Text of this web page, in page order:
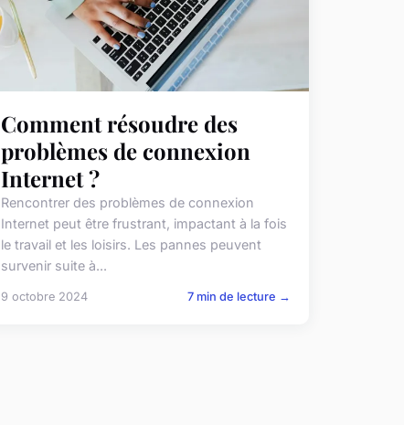
Comment résoudre des
problèmes de connexion
Internet ?
Rencontrer des problèmes de connexion
Internet peut être frustrant, impactant à la fois
le travail et les loisirs. Les pannes peuvent
survenir suite à...
9 octobre 2024 7 min de lecture →